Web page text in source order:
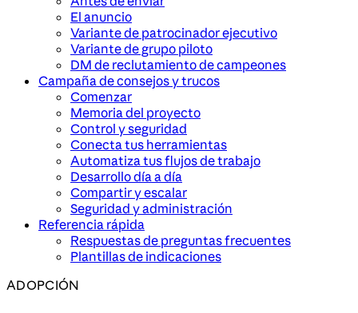
El anuncio
Variante de patrocinador ejecutivo
Variante de grupo piloto
DM de reclutamiento de campeones
Campaña de consejos y trucos
Comenzar
Memoria del proyecto
Control y seguridad
Conecta tus herramientas
Automatiza tus flujos de trabajo
Desarrollo día a día
Compartir y escalar
Seguridad y administración
Referencia rápida
Respuestas de preguntas frecuentes
Plantillas de indicaciones
ADOPCIÓN